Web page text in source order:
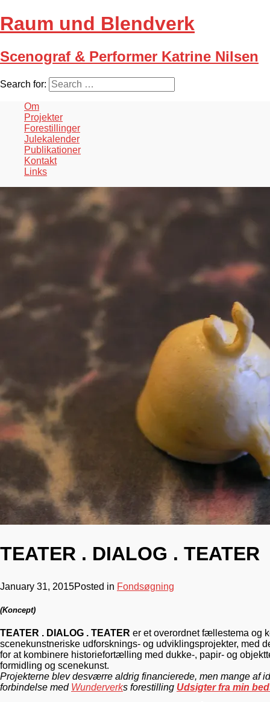
Raum und Blendverk
Scenograf & Performer Katrine Nilsen
Search for:
Om
Projekter
Forestillinger
Julekalender
Publikationer
Kontakt
Links
TEATER . DIALOG . TEATER
January 31, 2015Posted in Fondsøgning
(Koncept)
TEATER . DIALOG . TEATER er et overordnet fællestema og
scenekunstneriske udforsknings- og udviklingsprojekter, med
for at kombinere historiefortælling med dukke-, papir- og
formidling og scenekunst.
Projekterne blev desværre aldrig financierede, men mange af
forbindelse med Wunderverks forestilling Udsigter fra min